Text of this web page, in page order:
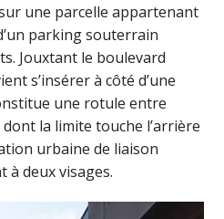
une parcelle appartenant
parking souterrain
Jouxtant le boulevard
s’insérer à côté d’une
une rotule entre
la limite touche l’arrière
urbaine de liaison
à deux visages.